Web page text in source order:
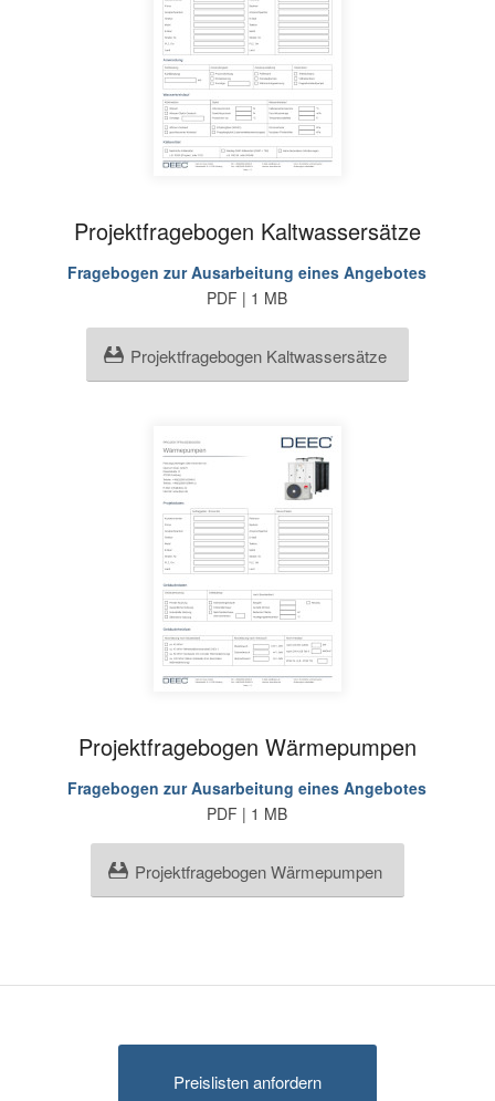
Projektfragebogen Kaltwassersätze
Fragebogen zur Ausarbeitung eines Angebotes
PDF | 1 MB
Projektfragebogen Kaltwassersätze
Projektfragebogen Wärmepumpen
Fragebogen zur Ausarbeitung eines Angebotes
PDF | 1 MB
Projektfragebogen Wärmepumpen
Preislisten anfordern